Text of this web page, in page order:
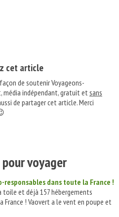
cet article
de soutenir Voyageons-
média indépendant, gratuit etsans
de partager cet article. Merci
voyager
responsables dans toute la France !
toile et déjà 157 hébergements
! Vaovert a le vent en poupe et